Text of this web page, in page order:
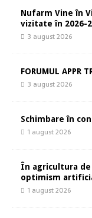
Nufarm Vine în
vizitate în 2026-
3 august 2026
FORUMUL APPR
3 august 2026
Schimbare în
1 august 2026
În agricultura
optimism
1 august 2026